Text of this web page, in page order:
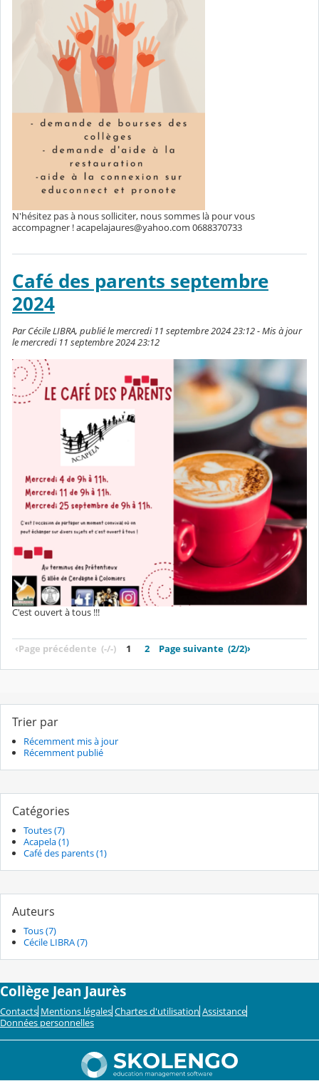
N'hésitez pas à nous solliciter, nous sommes là pour vous
accompagner ! acapelajaures@yahoo.com 0688370733
Café des parents septembre
2024
Par Cécile LIBRA, publié le mercredi 11 septembre 2024 23:12 - Mis à jour
le mercredi 11 septembre 2024 23:12
C'est ouvert à tous !!!
‹Page précédente (-/-) 1 2 Page suivante (2/2)›
Trier par
Récemment mis à jour
Récemment publié
Catégories
Toutes (7)
Acapela (1)
Café des parents (1)
Auteurs
Tous (7)
Cécile LIBRA (7)
Collège Jean Jaurès
Contacts Mentions légales Chartes d'utilisation Assistance
Données personnelles